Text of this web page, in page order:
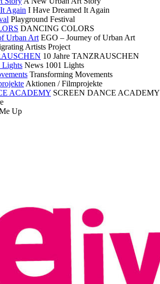
Again I Have Dreamed It Again
Playground Festival
DANCING COLORS
Urban Art EGO – Journey of Urban Art
Artists Project
10 Jahre TANZRAUSCHEN
Lights News 1001 Lights
Transforming Movements
Aktionen / Filmprojekte
ACADEMY SCREEN DANCE ACADEMY
Up